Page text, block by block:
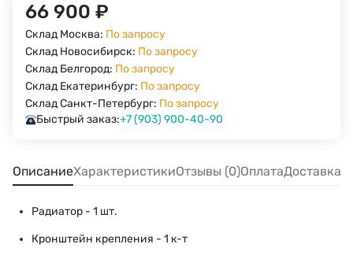
66 900 ₽
Склад Москва: По запросу
Склад Новосибирск: По запросу
Склад Белгород: По запросу
Склад Екатеринбург: По запросу
Склад Санкт-Петербург: По запросу
Быстрый заказ:+7 (903) 900-40-90
ОписаниеХарактеристикиОтзывы (0)ОплатаДоставка
Радиатор - 1 шт.
Кронштейн крепления - 1 к-т